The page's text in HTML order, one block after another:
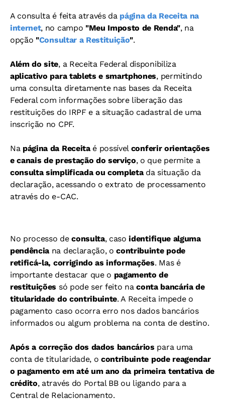
A consulta é feita através da página da Receita na
internet, no campo "Meu Imposto de Renda", na
opção "Consultar a Restituição".
Além do site, a Receita Federal disponibiliza
aplicativo para tablets e smartphones, permitindo
uma consulta diretamente nas bases da Receita
Federal com informações sobre liberação das
restituições do IRPF e a situação cadastral de uma
inscrição no CPF.
Na página da Receitaé possível conferir orientações
e canais de prestação do serviço, o que permite a
consulta simplificada ou completada situação da
declaração, acessando o extrato de processamento
através do e-CAC.
No processo deconsulta, casoidentifique alguma
pendência na declaração, ocontribuinte pode
retificá-la, corrigindo as informações. Mas é
importante destacar que o pagamento de
restituições só pode ser feito naconta bancária de
titularidade do contribuinte. A Receita impede o
pagamento caso ocorra erro nos dados bancários
informados ou algum problema na conta de destino.
Após a correção dos dados bancários para uma
conta de titularidade, o contribuinte pode reagendar
o pagamento em até um ano da primeira tentativa de
crédito, através do Portal BB ou ligando para a
Central de Relacionamento.